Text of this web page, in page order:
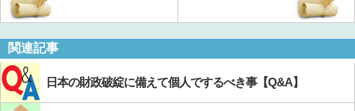
関連記事
日本の財政破綻に備えて個人でするべき事【Q&A】